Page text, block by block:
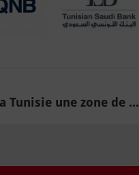
Tunisie une zone de ...